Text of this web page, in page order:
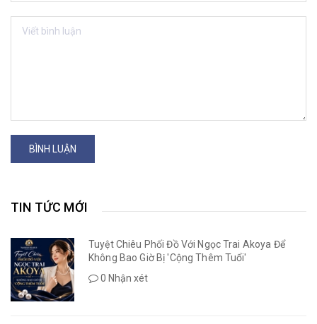
BÌNH LUẬN
TIN TỨC MỚI
Tuyệt Chiêu Phối Đồ Với Ngọc Trai Akoya Để
Không Bao Giờ Bị 'Cộng Thêm Tuổi'
0 Nhận xét